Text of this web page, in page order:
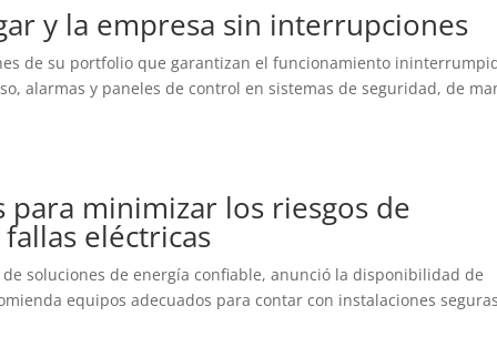
y la empresa sin interrupciones
de su portfolio que garantizan el funcionamiento
alarmas y paneles de control en sistemas de seguridad, de
minimizar los riesgos de
eléctricas
soluciones de energía confiable, anunció la disponibilidad de
equipos adecuados para contar con instalaciones